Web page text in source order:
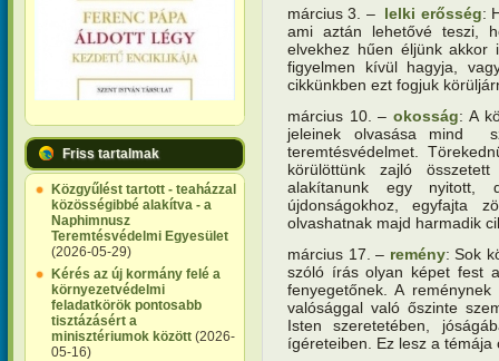
Friss tartalmak
Közgyűlést tartott - teaházzal
közösségibbé alakítva - a
Naphimnusz
Teremtésvédelmi Egyesület
(2026-05-29)
Kérés az új kormány felé a
környezetvédelmi
feladatkörök pontosabb
tisztázásért a
minisztériumok között (2026-
05-16)
március 3. – lelki erősség:
ami aztán lehetővé teszi,
elvekhez hűen éljünk akkor
figyelmen kívül hagyja,
cikkünkben ezt fogjuk
március 10. –okosság: A
jeleinek olvasása mind
teremtésvédelmet.
körülöttünk zajló
alakítanunk egy nyitott,
újdonságokhoz, egyfajta
olvashatnak majd harmadik
március 17. – remény: Sok
szóló írás olyan képet fest
fenyegetőnek. A
valósággal való őszinte
Isten szeretetében,
ígéreteiben. Ez lesz a témája